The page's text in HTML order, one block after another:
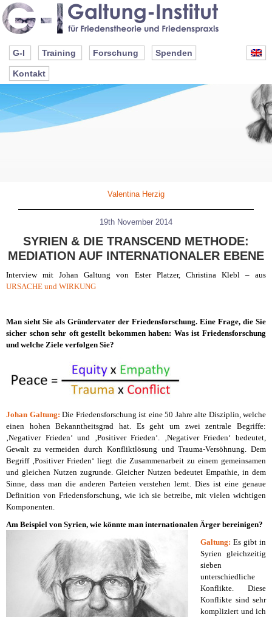
G-I Training Forschung Spenden
Kontakt
Valentina Herzig
19th November 2014
SYRIEN & DIE TRANSCEND METHODE:
MEDIATION AUF INTERNATIONALER EBENE
Interview mit Johan Galtung von Ester Platzer, Christina Klebl – aus
URSACHE und WIRKUNG
Man sieht Sie als Gründervater der Friedensforschung. Eine Frage, die Sie
sicher schon sehr oft gestellt bekommen haben: Was ist Friedensforschung
und welche Ziele verfolgen Sie?
Johan Galtung: Die Friedensforschung ist eine 50 Jahre alte Disziplin, welche
einen hohen Bekanntheitsgrad hat. Es geht um zwei zentrale Begriffe:
‚Negativer Frieden‘ und ‚Positiver Frieden‘. ‚Negativer Frieden‘ bedeutet,
Gewalt zu vermeiden durch Konfliktlösung und Trauma-Versöhnung. Dem
Begriff ‚Positiver Frieden‘ liegt die Zusammenarbeit zu einem gemeinsamen
und gleichen Nutzen zugrunde. Gleicher Nutzen bedeutet Empathie, in dem
Sinne, dass man die anderen Parteien verstehen lernt. Dies ist eine genaue
Definition von Friedensforschung, wie ich sie betreibe, mit vielen wichtigen
Komponenten.
Am Beispiel von Syrien, wie könnte man internationalen Ärger bereinigen?
Galtung: Es gibt in
Syrien gleichzeitig
sieben
unterschiedliche
Konflikte. Diese
Konflikte sind sehr
kompliziert und ich